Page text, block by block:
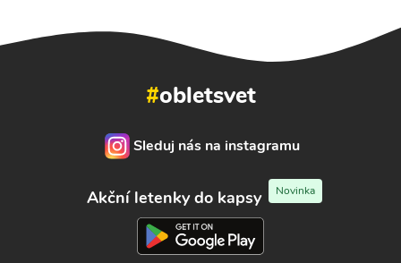
#obletsvet
Sleduj nás na instagramu
Akční letenky do kapsy Novinka